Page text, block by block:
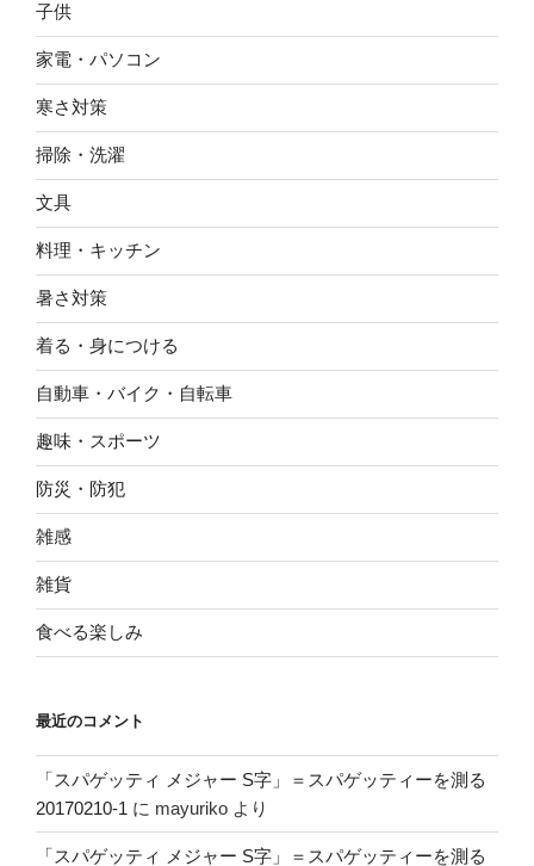
子供
家電・パソコン
寒さ対策
掃除・洗濯
文具
料理・キッチン
暑さ対策
着る・身につける
自動車・バイク・自転車
趣味・スポーツ
防災・防犯
雑感
雑貨
食べる楽しみ
最近のコメント
「スパゲッティ メジャー S字」＝スパゲッティーを測る
20170210-1 に mayuriko より
「スパゲッティ メジャー S字」＝スパゲッティーを測る